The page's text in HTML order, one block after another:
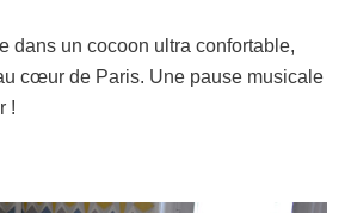
dans un cocoon ultra confortable,
cœur de Paris. Une pause musicale
!